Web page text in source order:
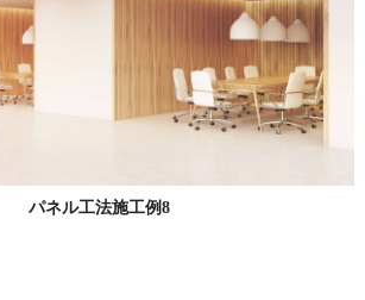
パネル工法施工例8